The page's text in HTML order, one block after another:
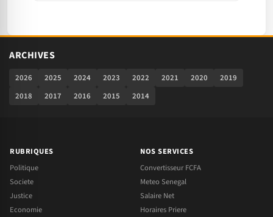
ARCHIVES
2026 2025 2024 2023 2022 2021 2020
2019
2018
2017 2016 2015 2014
RUBRIQUES
Politique
Societe
Justice
Economie
NOS SERVICES
Convertisseur FCFA
Meteo Senegal
Salaire Net
Horaires Priere